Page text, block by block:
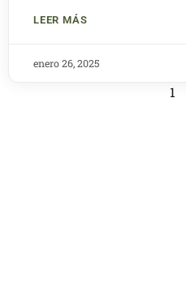
LEER MÁS
enero 26, 2025
1